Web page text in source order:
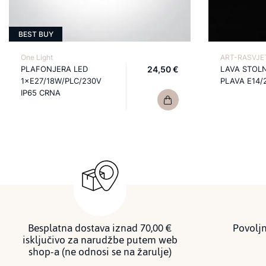
BEST BUY
One Light
PLAFONJERA LED
1×E27/18W/PLC/230V
IP65 CRNA
24,50 €
ART-
LAVA
PLAVA
Besplatna dostava iznad 70,00 €
isključivo za narudžbe putem web
shop-a (ne odnosi se na žarulje)